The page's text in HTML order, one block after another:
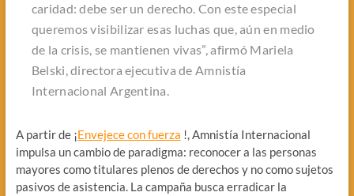
caridad: debe ser un derecho. Con este especial
queremos visibilizar esas luchas que, aún en medio
de la crisis, se mantienen vivas”, afirmó Mariela
Belski, directora ejecutiva de Amnistía
Internacional Argentina.
A partir de ¡Envejece con fuerza !, Amnistía Internacional
impulsa un cambio de paradigma: reconocer a las personas
mayores como titulares plenos de derechos y no como sujetos
pasivos de asistencia. La campaña busca erradicar la